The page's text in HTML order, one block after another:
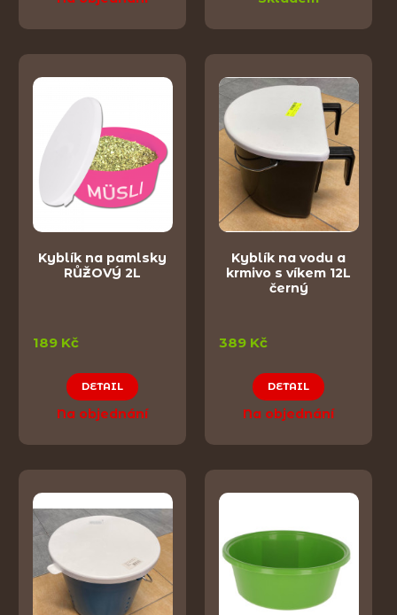
Kyblík na pamlsky
RŮŽOVÝ 2L
189 Kč
DETAIL
Na objednání
Kyblík na vodu a
krmivo s víkem 12L
černý
389 Kč
DETAIL
Na objednání